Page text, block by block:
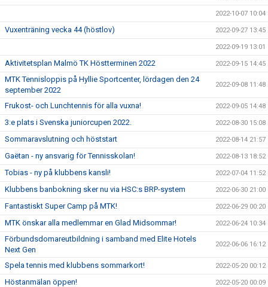
2022-10-07 10:04
Vuxenträning vecka 44 (höstlov) 2022-09-27 13:45
2022-09-19 13:01
Aktivitetsplan Malmö TK Höstterminen 2022 2022-09-15 14:45
MTK Tennisloppis på Hyllie Sportcenter, lördagen den 24
september 2022
2022-09-08 11:48
Frukost- och Lunchtennis för alla vuxna! 2022-09-05 14:48
3:e plats i Svenska juniorcupen 2022. 2022-08-30 15:08
Sommaravslutning och höststart 2022-08-14 21:57
Gaëtan - ny ansvarig för Tennisskolan! 2022-08-13 18:52
Tobias - ny på klubbens kansli! 2022-07-04 11:52
Klubbens banbokning sker nu via HSC:s BRP-system 2022-06-30 21:00
Fantastiskt Super Camp på MTK! 2022-06-29 00:20
MTK önskar alla medlemmar en Glad Midsommar! 2022-06-24 10:34
Förbundsdomareutbildning i samband med Elite Hotels
Next Gen
2022-06-06 16:12
Spela tennis med klubbens sommarkort! 2022-05-20 00:12
Höstanmälan öppen! 2022-05-20 00:09